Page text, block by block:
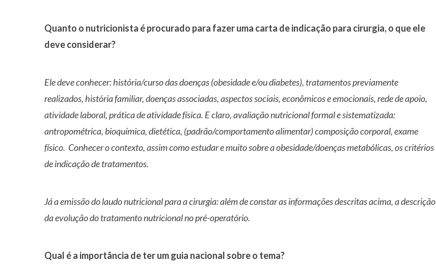
Quanto o nutricionista é procurado para fazer uma carta de indicação para cirurgia, o que ele
deve considerar?
Ele deve conhecer: história/curso das doenças (obesidade e/ou diabetes), tratamentos previamente
realizados, história familiar, doenças associadas, aspectos sociais, econômicos e emocionais, rede de apoio,
atividade laboral, prática de atividade física. E claro, avaliação nutricional formal e sistematizada:
antropométrica, bioquímica, dietética, (padrão/comportamento alimentar) composição corporal, exame
físico. Conhecer o contexto, assim como estudar e muito sobre a obesidade/doenças metabólicas, os critérios
de indicação de tratamentos.
Já a emissão do laudo nutricional para a cirurgia: além de constar as informações descritas acima, a descrição
da evolução do tratamento nutricional no pré-operatório.
Qual é a importância de ter um guia nacional sobre o tema?